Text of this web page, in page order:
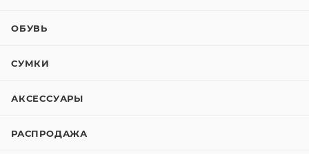
ОБУВЬ
СУМКИ
АКСЕССУАРЫ
РАСПРОДАЖА